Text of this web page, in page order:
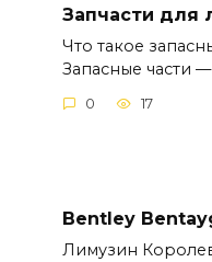
Запчасти для
Что такое
Запасные части —
0 17
Bentley
Лимузин